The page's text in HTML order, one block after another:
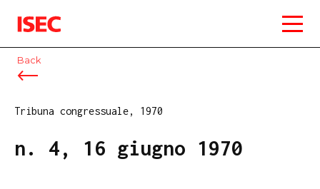
ISEC
Back
Tribuna congressuale, 1970
n. 4, 16 giugno 1970